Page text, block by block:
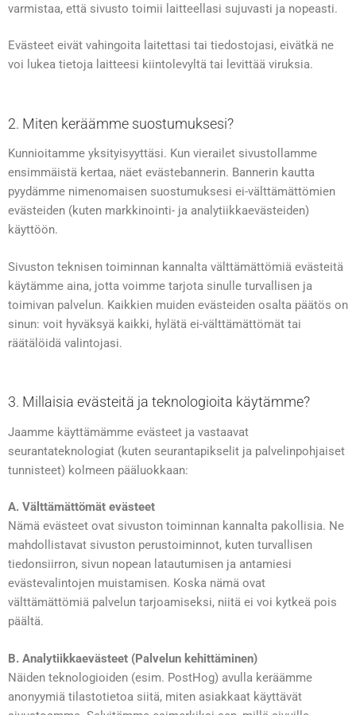
varmistaa, että sivusto toimii laitteellasi sujuvasti ja nopeasti.
Evästeet eivät vahingoita laitettasi tai tiedostojasi, eivätkä ne
voi lukea tietoja laitteesi kiintolevyltä tai levittää viruksia.
2. Miten keräämme suostumuksesi?
Kunnioitamme yksityisyyttäsi. Kun vierailet sivustollamme
ensimmäistä kertaa, näet evästebannerin. Bannerin kautta
pyydämme nimenomaisen suostumuksesi ei-välttämättömien
evästeiden (kuten markkinointi- ja analytiikkaevästeiden)
käyttöön.
Sivuston teknisen toiminnan kannalta välttämättömiä evästeitä
käytämme aina, jotta voimme tarjota sinulle turvallisen ja
toimivan palvelun. Kaikkien muiden evästeiden osalta päätös on
sinun: voit hyväksyä kaikki, hylätä ei-välttämättömät tai
räätälöidä valintojasi.
3. Millaisia evästeitä ja teknologioita käytämme?
Jaamme käyttämämme evästeet ja vastaavat
seurantateknologiat (kuten seurantapikselit ja palvelinpohjaiset
tunnisteet) kolmeen pääluokkaan:
A. Välttämättömät evästeet
Nämä evästeet ovat sivuston toiminnan kannalta pakollisia. Ne
mahdollistavat sivuston perustoiminnot, kuten turvallisen
tiedonsiirron, sivun nopean latautumisen ja antamiesi
evästevalintojen muistamisen. Koska nämä ovat
välttämättömiä palvelun tarjoamiseksi, niitä ei voi kytkeä pois
päältä.
B. Analytiikkaevästeet (Palvelun kehittäminen)
Näiden teknologioiden (esim. PostHog) avulla keräämme
anonyymiä tilastotietoa siitä, miten asiakkaat käyttävät